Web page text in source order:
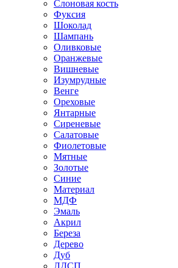
Слоновая кость
Фуксия
Шоколад
Шампань
Оливковые
Оранжевые
Вишневые
Изумрудные
Венге
Ореховые
Янтарные
Сиреневые
Салатовые
Фиолетовые
Мятные
Золотые
Синие
Материал
МДФ
Эмаль
Акрил
Береза
Дерево
Дуб
ЛДСП